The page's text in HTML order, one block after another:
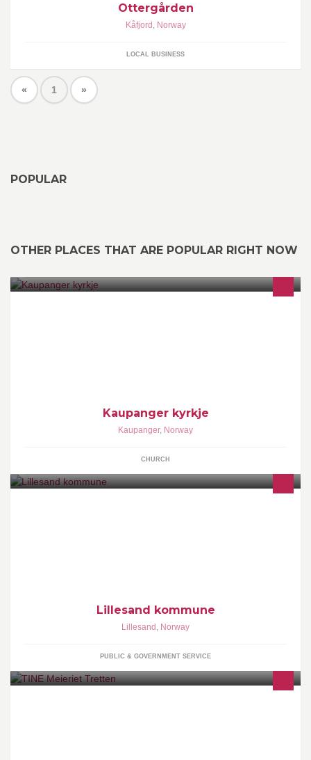
Ottergården
Kåfjord , Norway
LOCAL BUSINESS
« 1 »
POPULAR
OTHER PLACES THAT ARE POPULAR RIGHT NOW
Kaupanger kyrkje
Kaupanger, Norway
CHURCH
Lillesand kommune
Lillesand , Norway
PUBLIC & GOVERNMENT SERVICE